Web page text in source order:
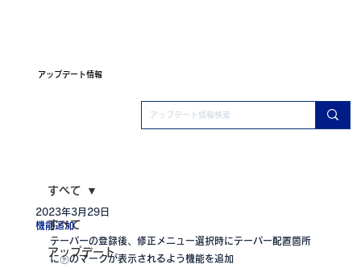
アップデート情報
すべて
アップデート
すべて
機能追加
2023年3月29日
テーパーの登録後、修正メニュー選択時にテーパー配置箇所
に㋢のマークが表示されるよう機能を追加